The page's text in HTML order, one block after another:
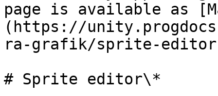
page is available as
(https://
ra-grafik/sprite-
# Sprite editor\*